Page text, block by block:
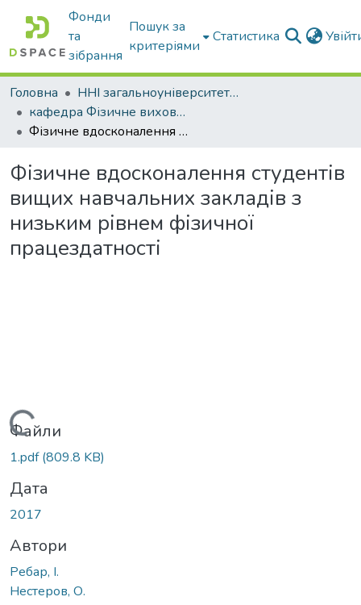
Фонди
та
зібрання
Пошук за
критеріями
Статистика
Головна
ННІ загальноуніверситетської підготовки
кафедра Фізичне виховання і спорт
Фізичне вдосконалення студентів вищих навчальних закладів з низьким рівнем фізичної працездатності
Фізичне вдосконалення студентів
вищих навчальних закладів з
низьким рівнем фізичної
працездатності
Вантажиться...
Файли
1.pdf(809.8 KB)
Дата
2017
Автори
Ребар, І.
Нестеров, О.